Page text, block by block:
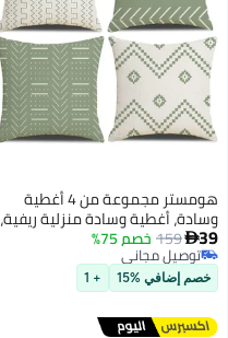
هومستر مجموعة من 4 أغطية
وسادة، أغطية وسادة منزلية ريفية،
أغطية وسادة مربعة للكرسي أو
الأريكة، غرفة نوم، اللون الأخضر
39
159 خصم 75%
توصيل مجاني
توصيل مجاني
خصم إضافي %15 + 1